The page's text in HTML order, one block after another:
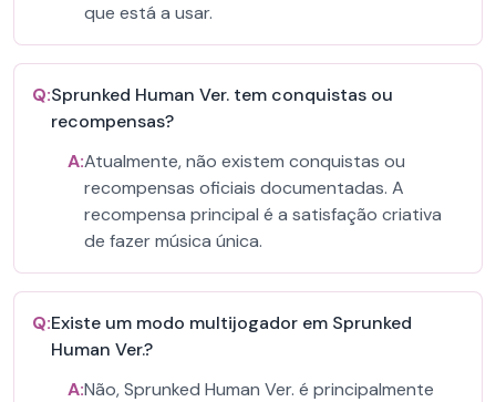
que está a usar.
Q:Sprunked Human Ver. tem conquistas ou
recompensas?
A:Atualmente, não existem conquistas ou
recompensas oficiais documentadas. A
recompensa principal é a satisfação criativa
de fazer música única.
Q:Existe um modo multijogador em Sprunked
Human Ver.?
A:Não, Sprunked Human Ver. é principalmente